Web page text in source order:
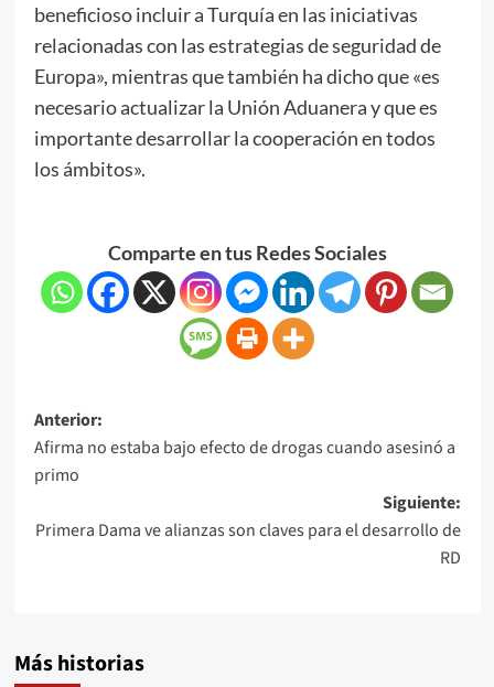
beneficioso incluir a Turquía en las iniciativas
relacionadas con las estrategias de seguridad de
Europa», mientras que también ha dicho que «es
necesario actualizar la Unión Aduanera y que es
importante desarrollar la cooperación en todos
los ámbitos».
Comparte en tus Redes Sociales
Anterior:
Afirma no estaba bajo efecto de drogas cuando asesinó a
primo
Siguiente:
Primera Dama ve alianzas son claves para el desarrollo de
RD
Más historias